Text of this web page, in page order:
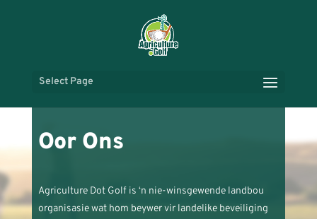
Select Page
Oor Ons
Agriculture Dot Golf is ‘n nie-winsgewende landbou
organisasie wat hom beywer vir landelike beveiliging